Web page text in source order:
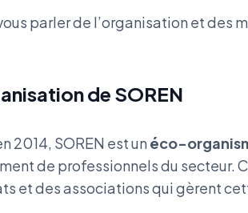
parler de l’organisation et des
de SOREN
2014, SOREN est un éco-
de professionnels du secteur.
et des associations qui gèrent